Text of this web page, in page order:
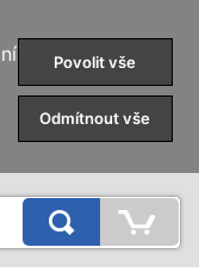
Povolit vše
Odmítnout vše